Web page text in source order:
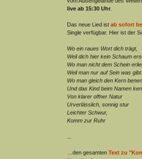
live ab 15:30 Uhr.
Das neue Lied ist ab sofort
Single verfügbar. Hier ist der
Wo ein raues Wort dich trägt,
Weil dich hier kein Schaum
Wo man nicht dem Schein
Weil man nur auf Sein was gibt.
Wo man gleich den Kern
Und das Kind beim Namen
Von klarer offner Natur
Urverlässlich, sonnig stur
Leichter Schwur,
Komm zur Ruhr
…den gesamten Text zu